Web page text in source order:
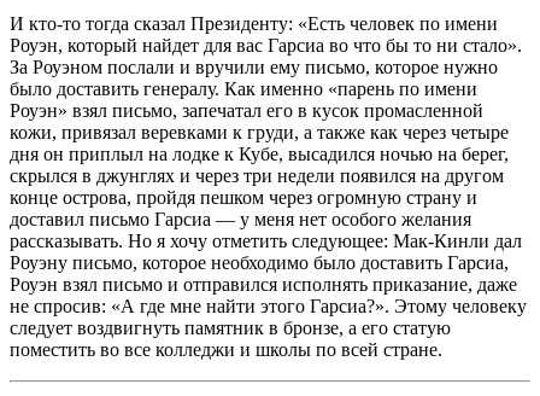
И кто-то тогда сказал Президенту: «Есть человек по имени
Роуэн, который найдет для вас Гарсиа во что бы то ни стало».
За Роуэном послали и вручили ему письмо, которое нужно
было доставить генералу. Как именно «парень по имени
Роуэн» взял письмо, запечатал его в кусок промасленной
кожи, привязал веревками к груди, а также как через четыре
дня он приплыл на лодке к Кубе, высадился ночью на берег,
скрылся в джунглях и через три недели появился на другом
конце острова, пройдя пешком через огромную страну и
доставил письмо Гарсиа — у меня нет особого желания
рассказывать. Но я хочу отметить следующее: Мак-Кинли дал
Роуэну письмо, которое необходимо было доставить Гарсиа,
Роуэн взял письмо и отправился исполнять приказание, даже
не спросив: «А где мне найти этого Гарсиа?». Этому человеку
следует воздвигнуть памятник в бронзе, а его статую
поместить во все колледжи и школы по всей стране.